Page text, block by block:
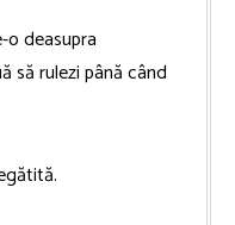
o deasupra
să rulezi până când